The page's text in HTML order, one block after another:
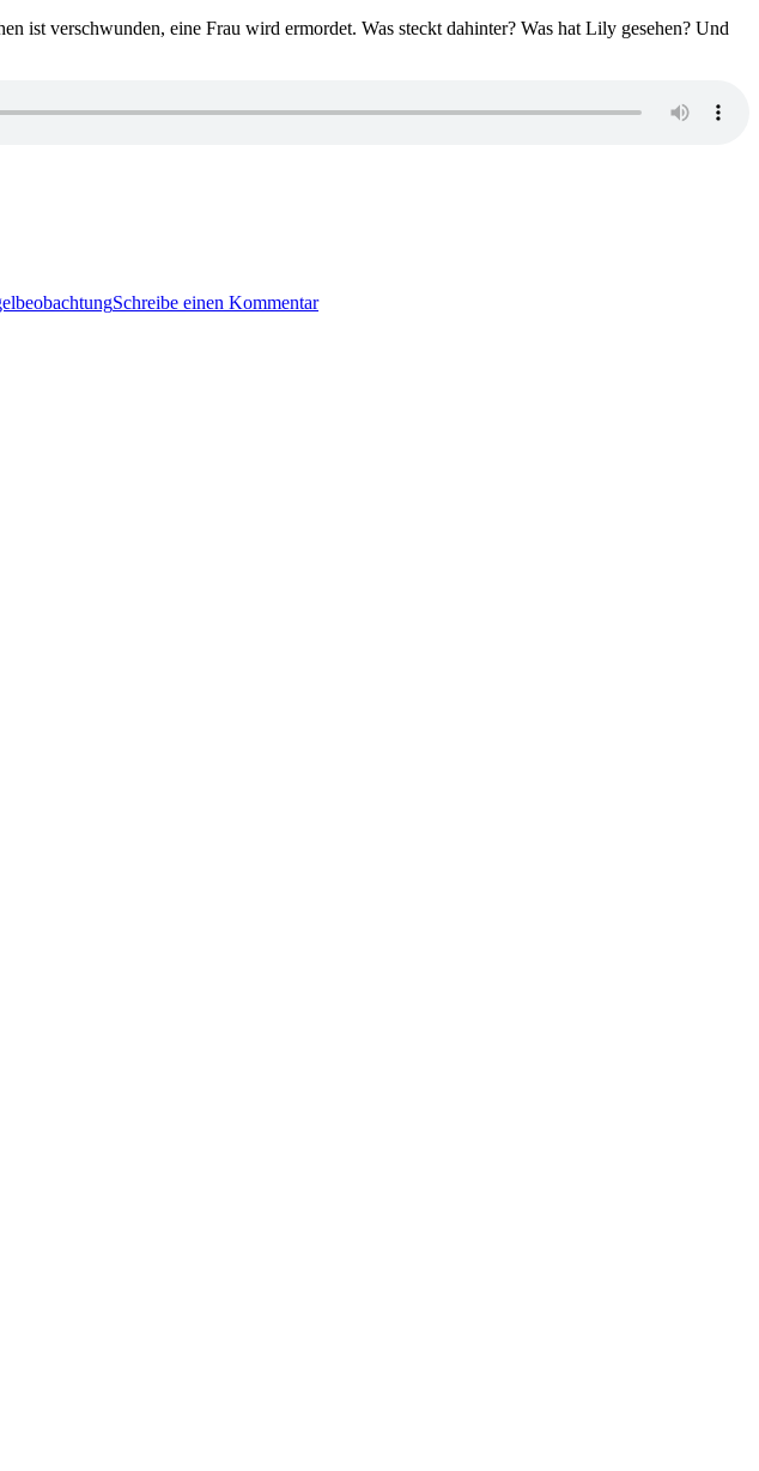
ist verschwunden, eine Frau wird ermordet. Was steckt dahinter? Was hat Lily gesehen? Und
Schreibe einen KommentarRoss